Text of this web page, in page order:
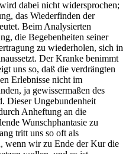
dabei nicht widersprochen;
das Wiederfinden der
Beim Analysierten
die Begebenheiten seiner
zu wiederholen, sich in
Der Kranke benimmt
uns so, daß die verdrängten
Erlebnisse nicht im
ja gewissermaßen des
Dieser Ungebundenheit
Anheftung an die
Wunschphantasie zu
tritt uns so oft als
wenn wir zu Ende der Kur die